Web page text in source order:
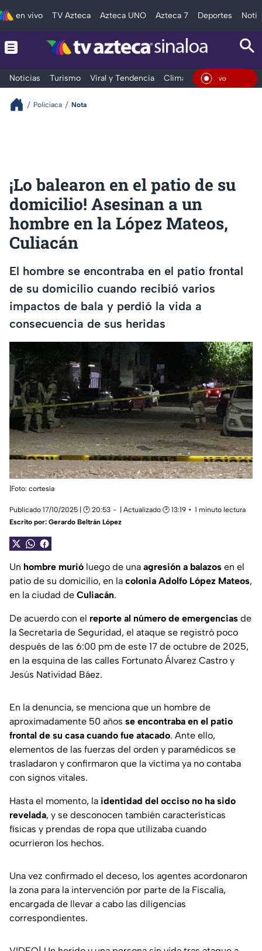
en vivo TV Azteca Azteca UNO Azteca 7 Deportes
Noticias Turismo Viral y Tendencia Clima Deportes
En Vivo
Policiaca Nota
¡Lo balearon en el patio de su
domicilio! Asesinan a un
hombre en la López Mateos,
Culiacán
El hombre se encontraba en el patio frontal
de su domicilio cuando recibió varios
impactos de bala y perdió la vida a
consecuencia de sus heridas
|Foto: cortesía
Publicado 17/10/2025 | 🕑 20:53 | Actualizado 🕑 13:19
1 minuto lectura
Escrito por: Gerardo Beltrán López
Un hombre murió luego de una agresión a balazos en el
patio de su domicilio, en la colonia Adolfo López Mateos,
en la ciudad de Culiacán.
De acuerdo con el reporte al número de emergencias de
la Secretaría de Seguridad, el ataque se registró poco
después de las 6:00 pm de este 17 de octubre de 2025,
en la esquina de las calles Fortunato Álvarez Castro y
Jesús Natividad Báez.
En la denuncia, se menciona que un hombre de
aproximadamente 50 años se encontraba en el patio
frontal de su casa cuando fue atacado. Ante ello,
elementos de las fuerzas del orden y paramédicos se
trasladaron y confirmaron que la víctima ya no contaba
con signos vitales.
Hasta el momento, la identidad del occiso no ha sido
revelada, y se desconocen también características
físicas y prendas de ropa que utilizaba cuando
ocurrieron los hechos.
Una vez confirmado el deceso, los agentes acordonaron
la zona para la intervención por parte de la Fiscalía,
encargada de llevar a cabo las diligencias
correspondientes.